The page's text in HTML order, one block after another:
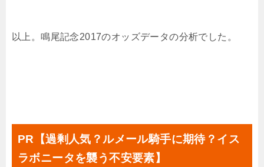
以上。鳴尾記念2017のオッズデータの分析でした。
PR 【過剰人気？ルメール騎手に期待？イス
ラボニータを襲う不安要素】